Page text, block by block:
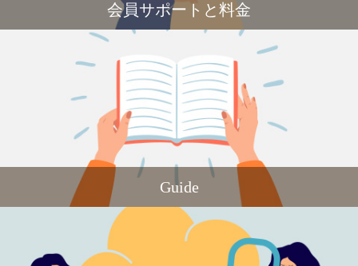
会員サポートと料金
Guide